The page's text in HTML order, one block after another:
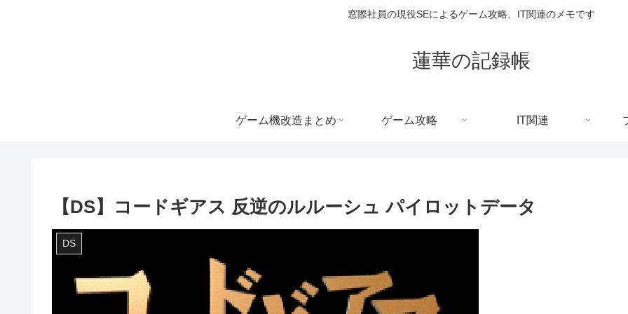
窓際社員の現役SEによるゲーム攻略、IT関連のメモです
蓮華の記録帳
ゲーム機改造まとめ ゲーム攻略 IT関連
【DS】コードギアス 反逆のルルーシュ パイロットデータ
DS